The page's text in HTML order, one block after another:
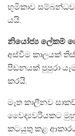
භූමිකාව
යයි.
නියෝජ්‍ය ලේකම්
අස්වීම කාලයක්
පීඩනයක් පුපුරා
කරයි.
මෑත කාලීනව
වෛද්‍යවරියකට
කටයුතු කළ